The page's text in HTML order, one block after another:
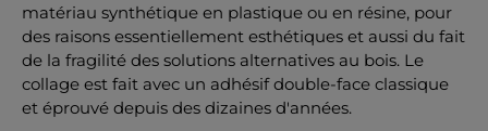
matériau synthétique en plastique ou en résine, pour
des raisons essentiellement esthétiques et aussi du fait
de la fragilité des solutions alternatives au bois. Le
collage est fait avec un adhésif double-face classique
et éprouvé depuis des dizaines d'années.